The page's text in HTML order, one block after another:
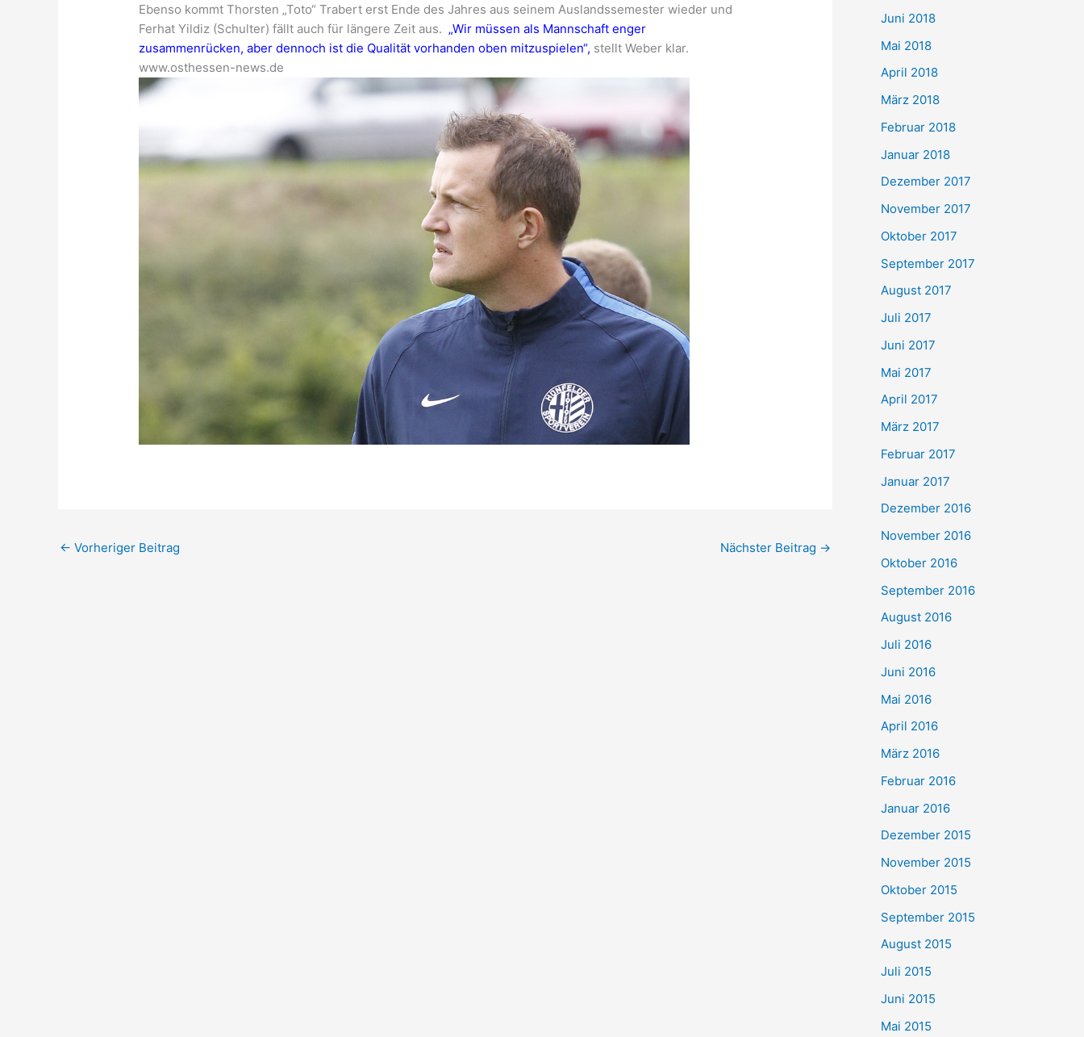
Ebenso kommt Thorsten „Toto“ Trabert erst Ende des Jahres aus seinem Auslandssemester wieder und
Ferhat Yildiz (Schulter) fällt auch für längere Zeit aus. „Wir müssen als Mannschaft enger
zusammenrücken, aber dennoch ist die Qualität vorhanden oben mitzuspielen“, stellt Weber klar.
www.osthessen-news.de
← Vorheriger Beitrag Nächster Beitrag →
Juni 2018
Mai 2018
April 2018
März 2018
Februar 2018
Januar 2018
Dezember 2017
November 2017
Oktober 2017
September 2017
August 2017
Juli 2017
Juni 2017
Mai 2017
April 2017
März 2017
Februar 2017
Januar 2017
Dezember 2016
November 2016
Oktober 2016
September 2016
August 2016
Juli 2016
Juni 2016
Mai 2016
April 2016
März 2016
Februar 2016
Januar 2016
Dezember 2015
November 2015
Oktober 2015
September 2015
August 2015
Juli 2015
Juni 2015
Mai 2015